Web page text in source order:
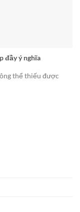
đầy ý nghĩa
thể thiếu được